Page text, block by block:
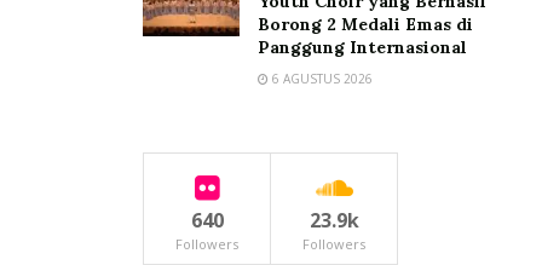
Borong 2 Medali Emas di
Panggung Internasional
6 AGUSTUS 2026
640
Followers
23.9k
Followers